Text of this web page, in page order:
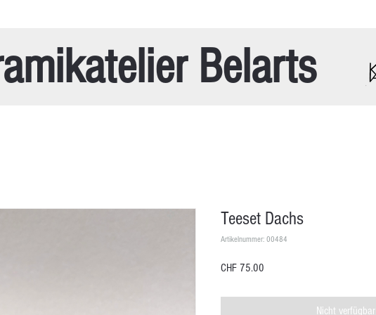
Belarts
Teeset Dachs
Artikelnummer: 00484
CHF 75.00
Nicht verfügbar